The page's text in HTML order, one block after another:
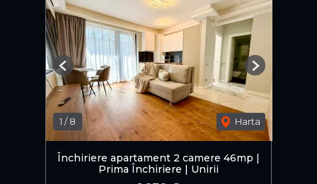
1 /8 Harta
Previous Next
Închiriere apartament 2 camere 46mp |
Prima Închiriere | Unirii